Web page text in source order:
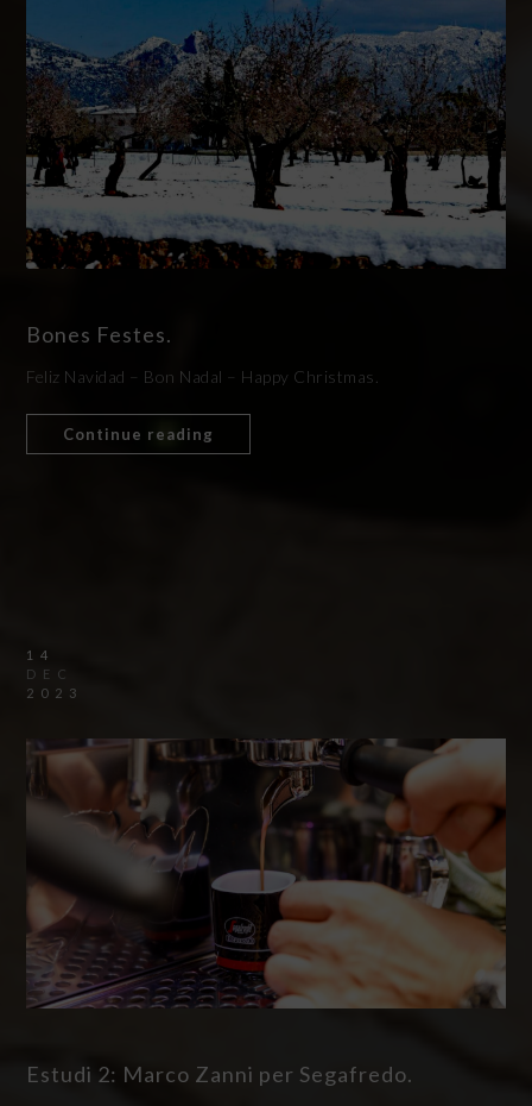
Bones Festes.
Feliz Navidad – Bon Nadal – Happy Christmas.
Continue reading
14
DEC
2023
Estudi 2: Marco Zanni per Segafredo.